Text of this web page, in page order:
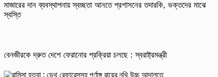
মাজারের দান ব্যবস্থাপনায় স্বচ্ছতা আনতে প্রশাসনের তদারকি, ভক্তদের মাঝে
স্বস্তি
বেনজীরকে দ্রুত দেশে ফেরানোর প্রক্রিয়া চলছে : স্বরাষ্ট্রমন্ত্রী